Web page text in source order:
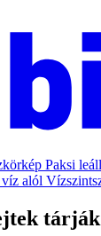
Paksi
alól